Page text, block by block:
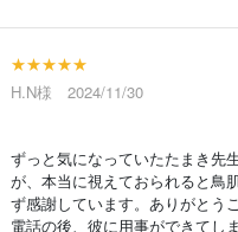
★★★★★
H.N様 2024/11/30
ずっと気になっていたたまき先
が、本当に視えておられると鳥
ず感謝しています。ありがとう
電話の後、彼に用事ができてし